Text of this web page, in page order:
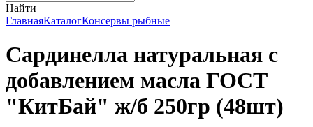
Найти
ГлавнаяКаталогКонсервы рыбные
Сардинелла натуральная с
добавлением масла ГОСТ
"КитБай" ж/б 250гр (48шт)